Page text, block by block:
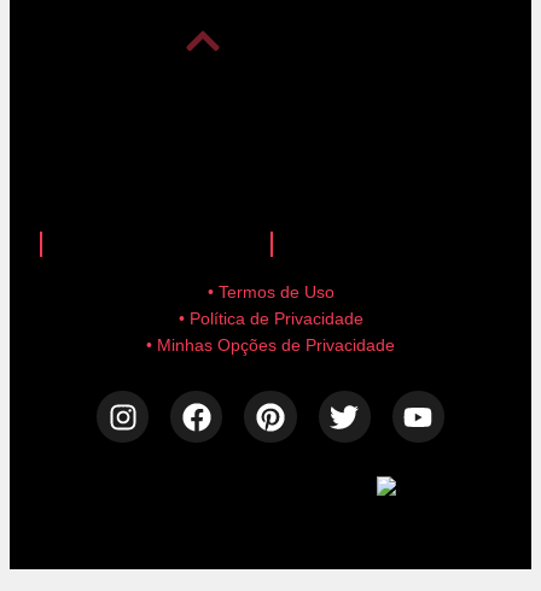
• Termos de Uso
• Política de Privacidade
• Minhas Opções de Privacidade